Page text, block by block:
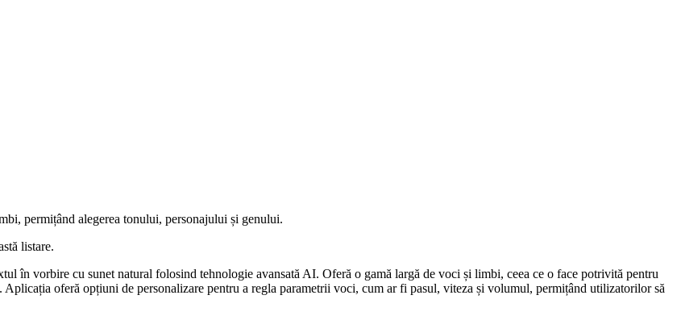
permițând alegerea tonului, personajului și genului.
listare.
în vorbire cu sunet natural folosind tehnologie avansată AI. Oferă o gamă largă de voci și limbi, ceea ce o face potrivită pentru
oferă opțiuni de personalizare pentru a regla parametrii voci, cum ar fi pasul, viteza și volumul, permițând utilizatorilor să